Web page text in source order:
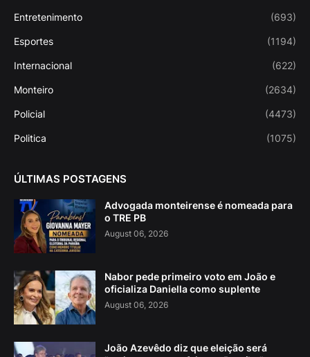
Entretenimento (693)
Esportes (1194)
Internacional (622)
Monteiro (2634)
Policial (4473)
Politica (1075)
ÚLTIMAS POSTAGENS
Advogada monteirense é nomeada para
o TRE PB
August 06, 2026
Nabor pede primeiro voto em João e
oficializa Daniella como suplente
August 06, 2026
João Azevêdo diz que eleição será